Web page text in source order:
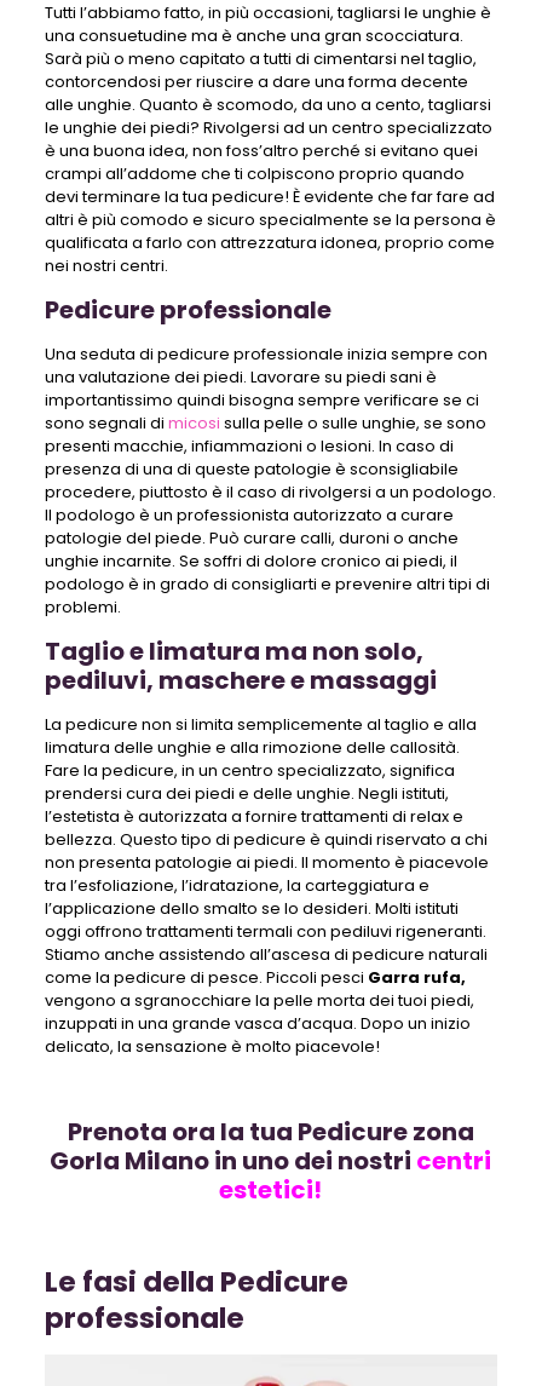
Tutti l’abbiamo fatto, in più occasioni, tagliarsi le unghie è
una consuetudine ma è anche una gran scocciatura.
Sarà più o meno capitato a tutti di cimentarsi nel taglio,
contorcendosi per riuscire a dare una forma decente
alle unghie. Quanto è scomodo, da uno a cento, tagliarsi
le unghie dei piedi? Rivolgersi ad un centro specializzato
è una buona idea, non foss’altro perché si evitano quei
crampi all’addome che ti colpiscono proprio quando
devi terminare la tua pedicure! È evidente che far fare ad
altri è più comodo e sicuro specialmente se la persona è
qualificata a farlo con attrezzatura idonea, proprio come
nei nostri centri.
Pedicure professionale
Una seduta di pedicure professionale inizia sempre con
una valutazione dei piedi. Lavorare su piedi sani è
importantissimo quindi bisogna sempre verificare se ci
sono segnali di micosi sulla pelle o sulle unghie, se sono
presenti macchie, infiammazioni o lesioni. In caso di
presenza di una di queste patologie è sconsigliabile
procedere, piuttosto è il caso di rivolgersi a un podologo.
Il podologo è un professionista autorizzato a curare
patologie del piede. Può curare calli, duroni o anche
unghie incarnite. Se soffri di dolore cronico ai piedi, il
podologo è in grado di consigliarti e prevenire altri tipi di
problemi.
Taglio e limatura ma non solo,
pediluvi, maschere e massaggi
La pedicure non si limita semplicemente al taglio e alla
limatura delle unghie e alla rimozione delle callosità.
Fare la pedicure, in un centro specializzato, significa
prendersi cura dei piedi e delle unghie. Negli istituti,
l’estetista è autorizzata a fornire trattamenti di relax e
bellezza. Questo tipo di pedicure è quindi riservato a chi
non presenta patologie ai piedi. Il momento è piacevole
tra l’esfoliazione, l’idratazione, la carteggiatura e
l’applicazione dello smalto se lo desideri. Molti istituti
oggi offrono trattamenti termali con pediluvi rigeneranti.
Stiamo anche assistendo all’ascesa di pedicure naturali
come la pedicure di pesce. Piccoli pesci Garra rufa,
vengono a sgranocchiare la pelle morta dei tuoi piedi,
inzuppati in una grande vasca d’acqua. Dopo un inizio
delicato, la sensazione è molto piacevole!
Prenota ora la tua Pedicure zona
Gorla Milano in uno dei nostri centri
estetici!
Le fasi della Pedicure
professionale